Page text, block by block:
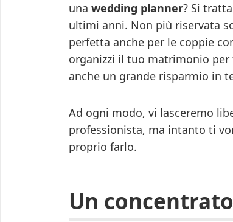
una wedding planner? Si
ultimi anni. Non più riservata
perfetta anche per le coppie
organizzi il tuo matrimonio
anche un grande risparmio in
Ad ogni modo, vi lasceremo
professionista, ma intanto ti
proprio farlo.
Un